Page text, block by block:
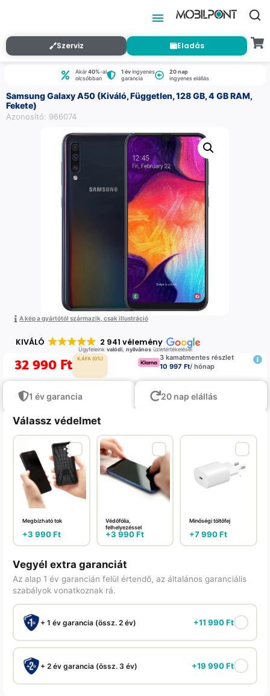
Szerviz Eladás
Akár40%-al
olcsóbban
1 évingyenes
garancia
20 nap
ingyenes elállás
Samsung Galaxy A50 (Kiváló, Független, 128 GB, 4 GB RAM,
Fekete)
Azonosító: 966074
A kép a gyártótól származik, csak illustráció
KIVÁLÓ 2 941 vélemény
Ügyfeleink valódi, nyilvánosüzletértékelései
32 990 Ft K.ÁFA (0%)
3 kamatmentes részlet
10 997 Ft/ hónap
1 év garancia 20 nap elállás
Válassz védelmet
Megbízható tok
+3 990Ft
Védőfólia,
felhelyezéssel
+3 990Ft
Minőségi töltőfej
+7 990Ft
Vegyél extra garanciát
Az alap 1 év garancián felül értendő, az általános garanciális
szabályok vonatkoznak rá.
+ 1 év garancia (össz. 2 év) +11 990Ft
+ 2 év garancia (össz. 3 év) +19 990Ft